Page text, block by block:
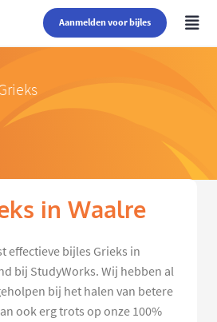
Aanmelden voor bijles
in Waalre
effectieve bijles Grieks in
bij StudyWorks. Wij hebben al
bij het halen van betere
ook erg trots op onze 100%